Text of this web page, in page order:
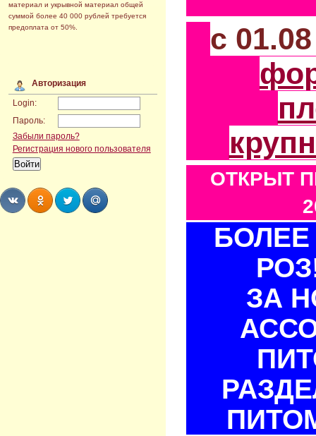
материал и укрывной материал общей
суммой более 40 000 рублей требуется
предоплата от 50%.
Авторизация
Login:
Пароль:
Забыли пароль?
Регистрация нового пользователя
с
ОТКРЫТ
БОЛЕЕ
ЗА